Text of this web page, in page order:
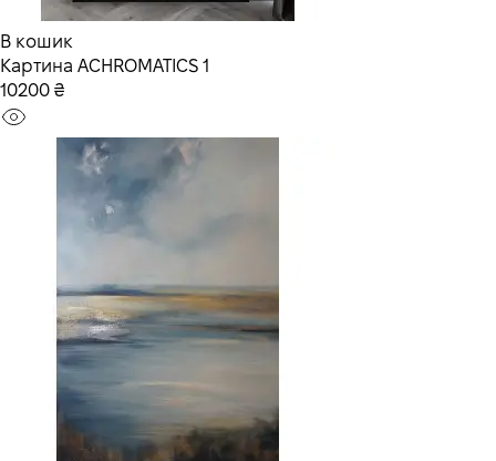
В кошик
Картина AСHROMATICS 1
10200 ₴